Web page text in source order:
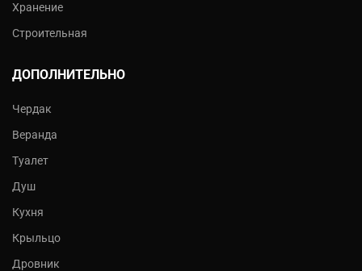
Хранение
Строительная
ДОПОЛНИТЕЛЬНО
Чердак
Веранда
Туалет
Душ
Кухня
Крыльцо
Дровник